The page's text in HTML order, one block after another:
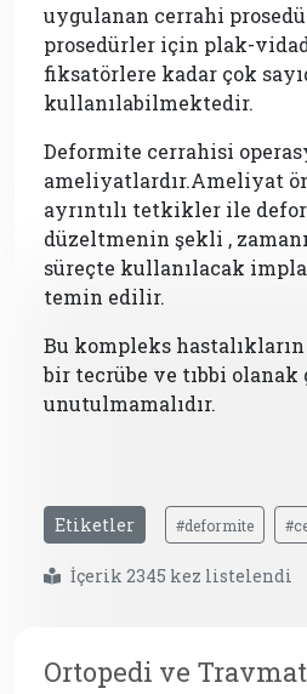
uygulanan cerrahi
prosedürler için plak-
fiksatörlere kadar çok
kullanılabilmektedir.
Deformite cerrahisi
ameliyatlardır.Ameliyat
ayrıntılı tetkikler ile
düzeltmenin şekli ,
süreçte kullanılacak
temin edilir.
Bu kompleks
bir tecrübe ve tıbbi
unutulmamalıdır.
Etiketler #deformite
İçerik 2345 kez listelendi
Ortopedi ve